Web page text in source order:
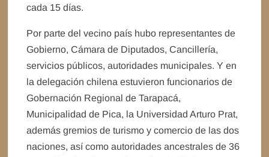
cada 15 días.
Por parte del vecino país hubo representantes de
Gobierno, Cámara de Diputados, Cancillería,
servicios públicos, autoridades municipales. Y en
la delegación chilena estuvieron funcionarios de
Gobernación Regional de Tarapacá,
Municipalidad de Pica, la Universidad Arturo Prat,
además gremios de turismo y comercio de las dos
naciones, así como autoridades ancestrales de 36